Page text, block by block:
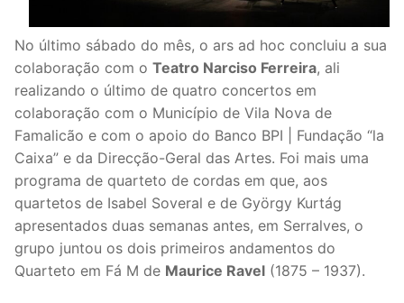
No último sábado do mês, o ars ad hoc concluiu a sua
colaboração com o Teatro Narciso Ferreira, ali
realizando o último de quatro concertos em
colaboração com o Município de Vila Nova de
Famalicão e com o apoio do Banco BPI | Fundação “la
Caixa” e da Direcção-Geral das Artes. Foi mais uma
programa de quarteto de cordas em que, aos
quartetos de Isabel Soveral e de György Kurtág
apresentados duas semanas antes, em Serralves, o
grupo juntou os dois primeiros andamentos do
Quarteto em Fá M de Maurice Ravel (1875 – 1937).